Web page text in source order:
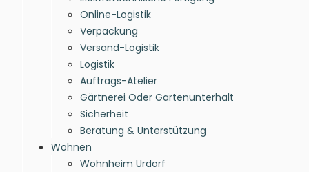
Online-Logistik
Verpackung
Versand-Logistik
Logistik
Auftrags-Atelier
Gärtnerei Oder Gartenunterhalt
Sicherheit
Beratung & Unterstützung
Wohnen
Wohnheim Urdorf